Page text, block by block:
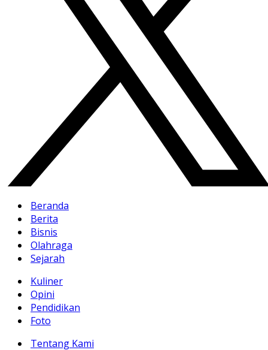
Beranda
Berita
Bisnis
Olahraga
Sejarah
Kuliner
Opini
Pendidikan
Foto
Tentang Kami